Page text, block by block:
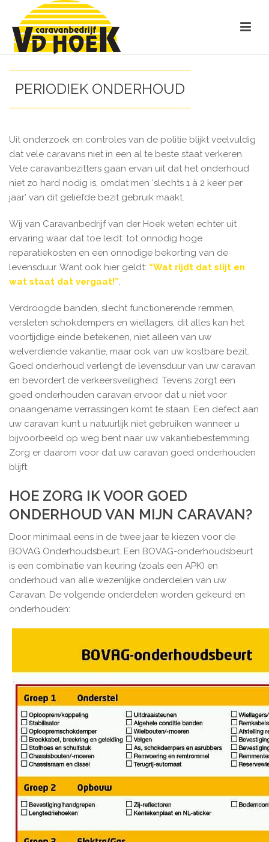
PERIODIEK ONDERHOUD
Uit onderzoek en controles van de politie blijkt veelvuldig
dat vele caravans niet in een al te beste staat verkeren.
Vele caravanbezitters gaan ervan uit dat het onderhoud
niet zo hard nodig is, omdat men ‘slechts 1 à 2 keer per
jaar’ van dit geliefde bezit gebruik maakt.
Wij van Caravanbedrijf van der Hoek weten echter uit
ervaring waar dat toe leidt: tot onnodig hoge
reparatiekosten en een onnodige bekorting van de
levensduur. Want ook hier geldt: “Wat rijdt dat slijt en
wat staat dat vergaat!”.
Verdroogde banden, slecht functionerende remmen,
versleten schokdempers en wiellagers, dit alles kan het
voortijdige einde betekenen, niet alleen van uw
welverdiende vakantie, maar ook van uw kostbare bezit.
Goed onderhoud verlengt de levensduur van uw caravan
en bevordert de verkeersveiligheid. Tevens zorgt een
goed onderhouden caravan ervoor dat u niet voor
onaangename verrassingen komt te staan. Een defect aan
uw caravan kunt u natuurlijk niet gebruiken wanneer u
bijvoorbeeld op weg bent naar uw vakantiebestemming.
Zorg er daarom voor dat uw caravan goed onderhouden
blijft.
HOE ZORG IK VOOR GOED
ONDERHOUD VAN MIJN CARAVAN?
Door minimaal eens in de twee jaar te kiezen voor de
BOVAG Onderhoudsbeurt. Een BOVAG-onderhoudsbeurt
is een combinatie van keuring (zoals een APK) en
onderhoud van alle wezenlijke onderdelen van uw
Caravan. De volgende onderdelen worden gekeurd en
onderhouden: